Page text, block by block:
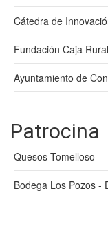
Cátedra de
Fundación Caja
Ayuntamiento de
Patrocina
Quesos Tomelloso
Bodega Los Pozos -